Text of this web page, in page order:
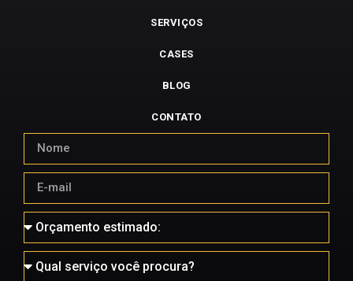
SERVIÇOS
CASES
BLOG
CONTATO